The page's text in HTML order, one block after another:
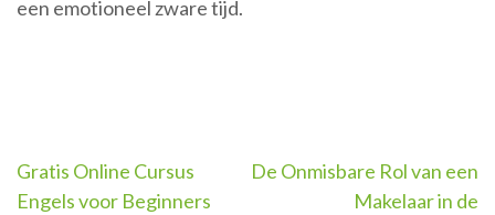
een emotioneel zware tijd.
Berichtnavigatie
Gratis Online Cursus
Engels voor Beginners
De Onmisbare Rol van een
Makelaar in de